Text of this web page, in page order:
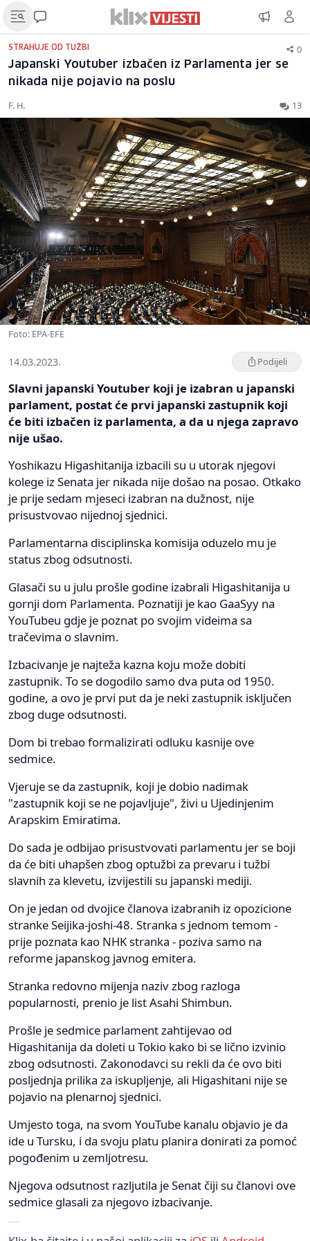
STRAHUJE OD TUŽBI 0
Japanski Youtuber izbačen iz Parlamenta jer se
nikada nije pojavio na poslu
F. H. 13
Foto: EPA-EFE
14.03.2023. Podijeli
Slavni japanski Youtuber koji je izabran u japanski
parlament, postat će prvi japanski zastupnik koji
će biti izbačen iz parlamenta, a da u njega zapravo
nije ušao.
Yoshikazu Higashitanija izbacili su u utorak njegovi
kolege iz Senata jer nikada nije došao na posao. Otkako
je prije sedam mjeseci izabran na dužnost, nije
prisustvovao nijednoj sjednici.
Parlamentarna disciplinska komisija oduzelo mu je
status zbog odsutnosti.
Glasači su u julu prošle godine izabrali Higashitanija u
gornji dom Parlamenta. Poznatiji je kao GaaSyy na
YouTubeu gdje je poznat po svojim videima sa
tračevima o slavnim.
Izbacivanje je najteža kazna koju može dobiti
zastupnik. To se dogodilo samo dva puta od 1950.
godine, a ovo je prvi put da je neki zastupnik isključen
zbog duge odsutnosti.
Dom bi trebao formalizirati odluku kasnije ove
sedmice.
Vjeruje se da zastupnik, koji je dobio nadimak
"zastupnik koji se ne pojavljuje", živi u Ujedinjenim
Arapskim Emiratima.
Do sada je odbijao prisustvovati parlamentu jer se boji
da će biti uhapšen zbog optužbi za prevaru i tužbi
slavnih za klevetu, izvijestili su japanski mediji.
On je jedan od dvojice članova izabranih iz opozicione
stranke Seijika-joshi-48. Stranka s jednom temom -
prije poznata kao NHK stranka - poziva samo na
reforme japanskog javnog emitera.
Stranka redovno mijenja naziv zbog razloga
popularnosti, prenio je list Asahi Shimbun.
Prošle je sedmice parlament zahtijevao od
Higashitanija da doleti u Tokio kako bi se lično izvinio
zbog odsutnosti. Zakonodavci su rekli da će ovo biti
posljednja prilika za iskupljenje, ali Higashitani nije se
pojavio na plenarnoj sjednici.
Umjesto toga, na svom YouTube kanalu objavio je da
ide u Tursku, i da svoju platu planira donirati za pomoć
pogođenim u zemljotresu.
Njegova odsutnost razljutila je Senat čiji su članovi ove
sedmice glasali za njegovo izbacivanje.